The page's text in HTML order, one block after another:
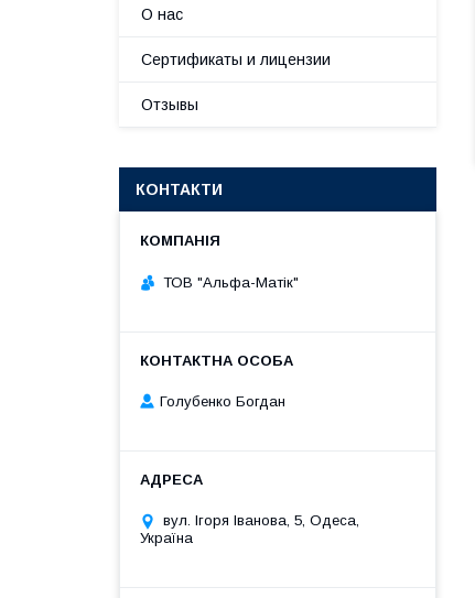
О нас
Сертификаты и лицензии
Отзывы
КОНТАКТИ
ТОВ "Альфа-Матік"
Голубенко Богдан
вул. Ігоря Іванова, 5, Одеса,
Україна